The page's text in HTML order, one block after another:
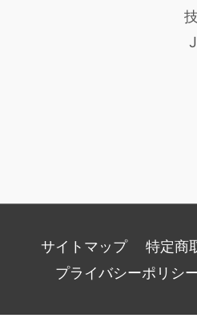
サイトマップ
特定商
プライバシーポリシ